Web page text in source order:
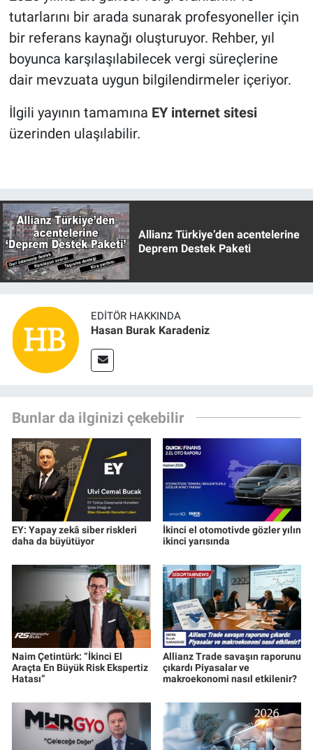
tutarlarını bir arada sunarak profesyoneller için
bir referans kaynağı oluşturuyor. Rehber, yıl
boyunca karşılaşılabilecek vergi süreçlerine
dair mevzuata uygun bilgilendirmeler içeriyor.
İlgili yayının tamamına EY internet sitesi
üzerinden ulaşılabilir.
Allianz Türkiye’den acentelerine
Deprem Destek Paketi
EDITÖR HAKKINDA
Hasan Burak Karadeniz
Bunlar da ilginizi çekebilir
EY: Yapay zekâ siber riskleri
daha da büyütüyor
İkinci el otomotivde gözler yılın
ikinci yarısında
Naim Çetintürk: “İkinci El
Araçta En Büyük Risk Ekspertiz
Hatası”
Allianz Trade savaşın raporunu
çıkardı Piyasalar ve
makroekonomi nasıl etkilenir?